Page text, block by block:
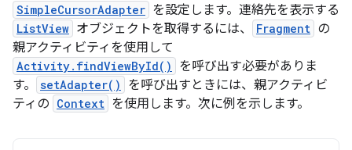
SimpleCursorAdapter を設定します。連絡先を表示する
ListView オブジェクトを取得するには、 Fragment の
親アクティビティを使用して
Activity.findViewById()
を呼び出す必要がありま
す。
setAdapter()
を呼び出すときには、親アクティビ
ティの Context を使用します。次に例を示します。